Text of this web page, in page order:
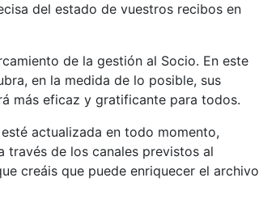
del estado de vuestros recibos en
de la gestión al Socio. En este
en la medida de lo posible, sus
más eficaz y gratificante para todos.
actualizada en todo momento,
través de los canales previstos al
creáis que puede enriquecer el archivo